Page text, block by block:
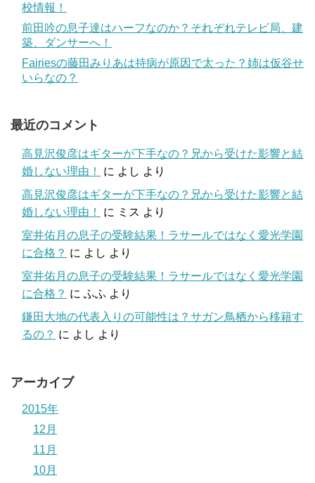
校情報！
前田吟の息子達はハーフなのか？それぞれテレビ局、建
築、ダンサーへ！
Fairiesの藤田みりあは持病が原因で太った？姉は仮谷せ
いらなの？
最近のコメント
高見沢俊彦はギターが下手なの？兄から受けた影響と結
婚しない理由！
に よし より
高見沢俊彦はギターが下手なの？兄から受けた影響と結
婚しない理由！
に ミス より
室井佑月の息子の受験結果！ラサールではなく愛光学園
に合格？ に よし より
室井佑月の息子の受験結果！ラサールではなく愛光学園
に合格？ に ふふ より
鎌田大地の代表入りの可能性は？サガン鳥栖から移籍す
るの？ に よし より
アーカイブ
2015年
12月
11月
10月